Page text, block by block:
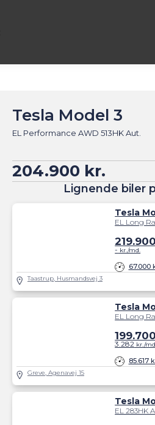
Tesla Model 3
EL Performance AWD 513HK Aut.
204.900 kr.
Lignende biler
Tesla
EL Long
67.000
219.900
- kr./md.
Taastrup, Husmandsvej 3
Tesla
85.617
199.700
3.282 kr./
Greve, Agenavej 15
Tesla
EL 283HK